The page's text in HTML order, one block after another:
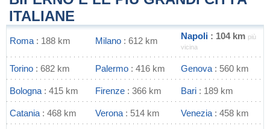
ITALIANE
Roma : 188 km Milano : 612 km Napoli : 104 km più
vicina
Torino : 682 km Palermo : 416 km Genova : 560 km
Bologna : 415 km Firenze : 366 km Bari : 189 km
Catania : 468 km Verona : 514 km Venezia : 458 km